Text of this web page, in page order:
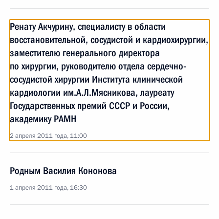
Ренату Акчурину, специалисту в области
восстановительной, сосудистой и кардиохирургии,
заместителю генерального директора
по хирургии, руководителю отдела сердечно-
сосудистой хирургии Института клинической
кардиологии им.А.Л.Мясникова, лауреату
Государственных премий СССР и России,
академику РАМН
2 апреля 2011 года, 11:00
Родным Василия Кононова
1 апреля 2011 года, 16:30